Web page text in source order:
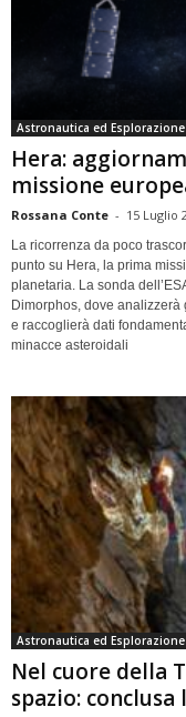
Astronautica ed
Hera:
missione
Rossana Conte - 15 Luglio
La ricorrenza da poco
punto su Hera, la prima
planetaria. La sonda
Dimorphos, dove analizzerà
e raccoglierà dati
minacce asteroidali
Astronautica ed
Nel cuore della
spazio: conclusa